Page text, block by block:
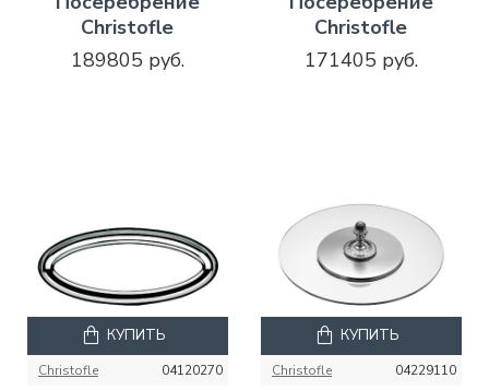
Christofle
189805 руб.
Christofle
171405 руб.
Christofle 04120270
КУПИТЬ
Christofle 04229110
КУПИТЬ